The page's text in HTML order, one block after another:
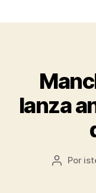
lanza
Autor
Por